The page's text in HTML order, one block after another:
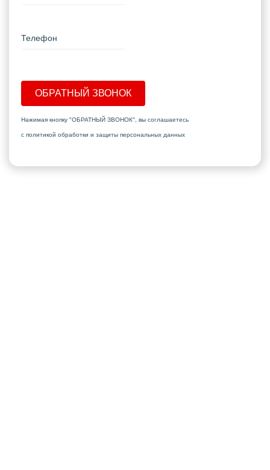
Телефон
ОБРАТНЫЙ ЗВОНОК
Нажимая кнопку "ОБРАТНЫЙ ЗВОНОК", вы соглашаетесь
с политикой обработки и защиты персональных данных